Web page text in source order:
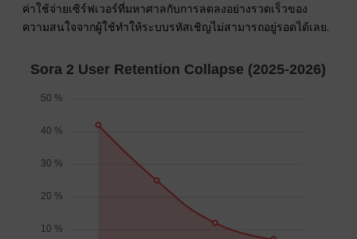
ค่าใช้จ่ายเซิร์ฟเวอร์ที่มหาศาลกับการลดลงอย่างรวดเร็วของ
ความสนใจจากผู้ใช้ทำให้ระบบรหัสเชิญไม่สามารถอยู่รอดได้เลย.